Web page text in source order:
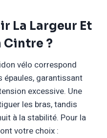
La Largeur Et
Cintre ?
vélo correspond
épaules, garantissant
excessive. Une
les bras, tandis
à la stabilité. Pour la
votre choix :